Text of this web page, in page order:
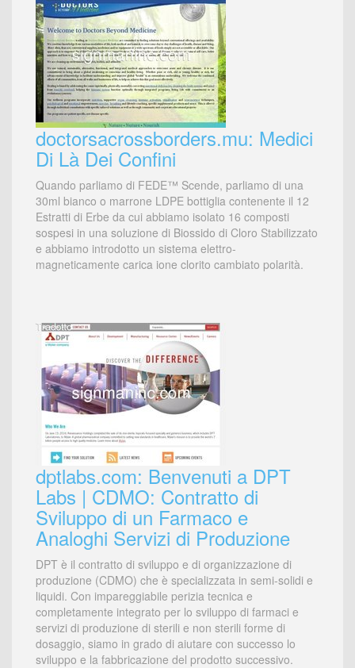
doctorsacrossborders.mu: Medici
Di Là Dei Confini
Quando parliamo di FEDE™ Scende, parliamo di una
30ml bianco o marrone LDPE bottiglia contenente il 12
Estratti di Erbe da cui abbiamo isolato 16 composti
sospesi in una soluzione di Biossido di Cloro Stabilizzato
e abbiamo introdotto un sistema elettro-
magneticamente carica ione clorito cambiato polarità.
dptlabs.com: Benvenuti a DPT
Labs | CDMO: Contratto di
Sviluppo di un Farmaco e
Analoghi Servizi di Produzione
DPT è il contratto di sviluppo e di organizzazione di
produzione (CDMO) che è specializzata in semi-solidi e
liquidi. Con impareggiabile perizia tecnica e
completamente integrato per lo sviluppo di farmaci e
servizi di produzione di sterili e non sterili forme di
dosaggio, siamo in grado di aiutare con successo lo
sviluppo e la fabbricazione del prodotto successivo.